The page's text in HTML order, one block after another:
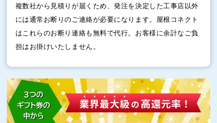
複数社から見積りが届くため、発注を決定した工事店以外
には通常お断りのご連絡が必要になります。屋根コネクト
はこれらのお断り連絡も無料で代行。お客様に余計なご負
担はお掛けいたしません。